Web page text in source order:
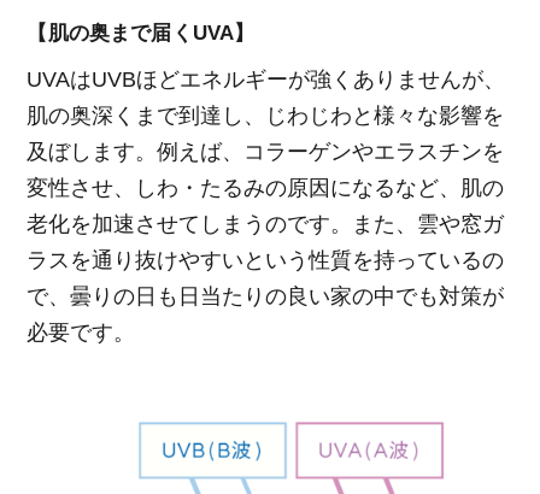
【肌の奥まで届くUVA】
UVAはUVBほどエネルギーが強くありませんが、
肌の奥深くまで到達し、じわじわと様々な影響を
及ぼします。例えば、コラーゲンやエラスチンを
変性させ、しわ・たるみの原因になるなど、肌の
老化を加速させてしまうのです。また、雲や窓ガ
ラスを通り抜けやすいという性質を持っているの
で、曇りの日も日当たりの良い家の中でも対策が
必要です。